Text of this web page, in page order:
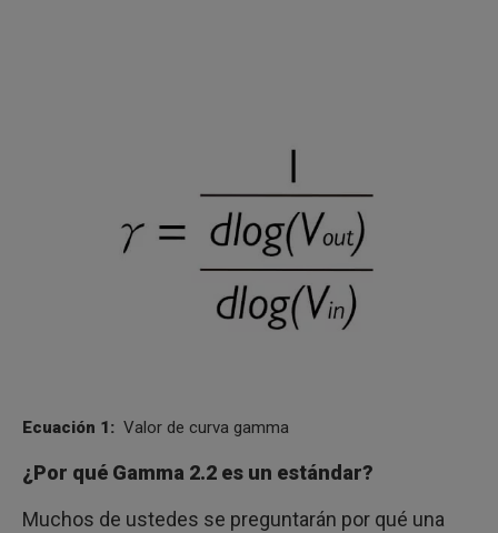
Ecuación 1: Valor de curva gamma
¿Por qué Gamma 2.2 es un estándar?
Muchos de ustedes se preguntarán por qué una